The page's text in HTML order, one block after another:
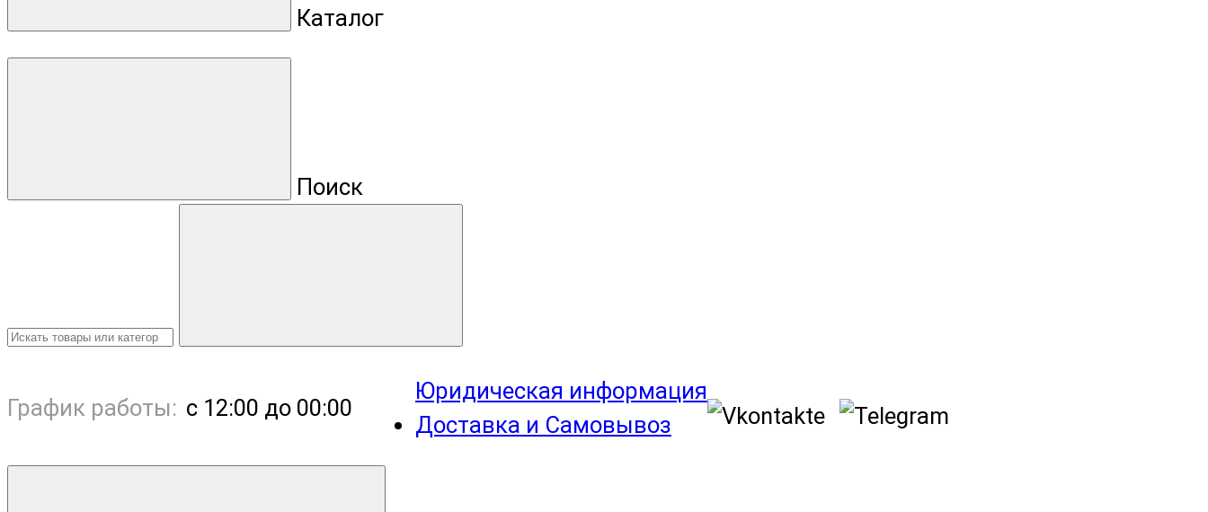
Каталог
Поиск
График работы: с 12:00 до 00:00
Юридическая информация
Доставка и Самовывоз